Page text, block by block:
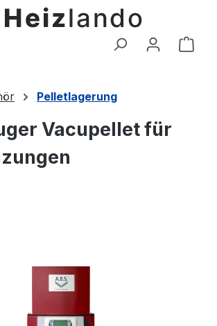
Pelletlagerung
Vacupellet für